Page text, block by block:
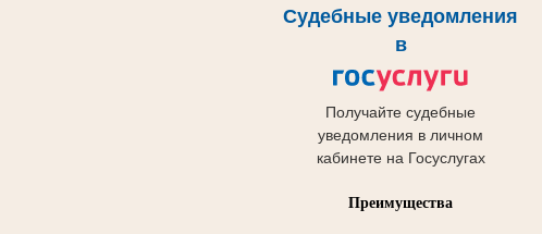
Судебные уведомления
в
Получайте судебные
уведомления в личном
кабинете на Госуслугах
Преимущества